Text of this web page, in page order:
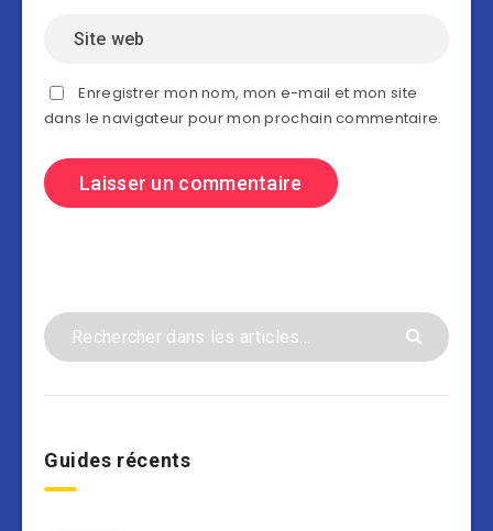
Enregistrer mon nom, mon e-mail et mon site
dans le navigateur pour mon prochain commentaire.
Guides récents